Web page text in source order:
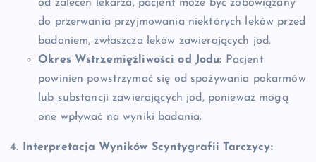
od zaleceń lekarza, pacjent może być zobowiązany
do przerwania przyjmowania niektórych leków przed
badaniem, zwłaszcza leków zawierających jod.
Okres Wstrzemięźliwości od Jodu: Pacjent
powinien powstrzymać się od spożywania pokarmów
lub substancji zawierających jod, ponieważ mogą
one wpływać na wyniki badania.
4. Interpretacja Wyników Scyntygrafii Tarczycy: